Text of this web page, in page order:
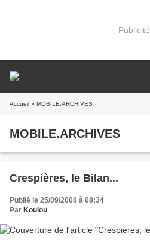
Publicité
Accueil » MOBILE.ARCHIVES
MOBILE.ARCHIVES
Crespières, le Bilan...
Publié le 25/09/2008 à 08:34
Par Koulou